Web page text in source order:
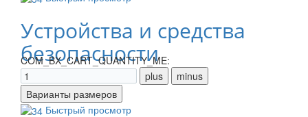
Устройства и средства
безопасности
COM_BX_CART_QUANTITY_ME:
Быстрый просмотр